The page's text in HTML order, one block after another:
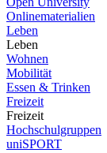
Onlinematerialien
Leben
Leben
Wohnen
Mobilität
Essen & Trinken
Freizeit
Freizeit
Hochschulgruppen
uniSPORT